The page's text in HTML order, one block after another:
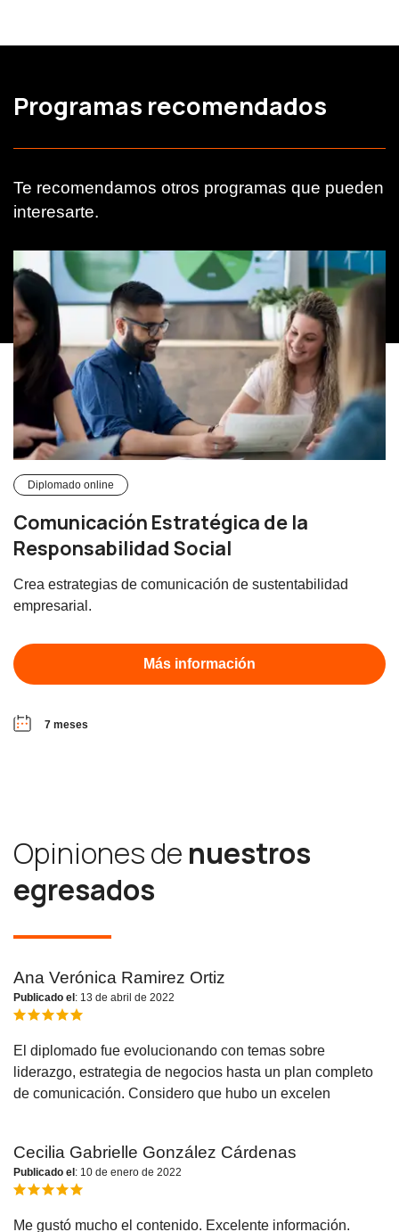
Programas recomendados
Te recomendamos otros programas que pueden
interesarte.
Diplomado online
Comunicación Estratégica de la
Responsabilidad Social
Crea estrategias de comunicación de sustentabilidad
empresarial.
Más información
7 meses
Opiniones de nuestros
egresados
Ana Verónica Ramirez Ortiz
Publicado el : 13 de abril de 2022
El diplomado fue evolucionando con temas sobre
liderazgo, estrategia de negocios hasta un plan completo
de comunicación. Considero que hubo un excelen
Cecilia Gabrielle González Cárdenas
Publicado el : 10 de enero de 2022
Me gustó mucho el contenido. Excelente información.